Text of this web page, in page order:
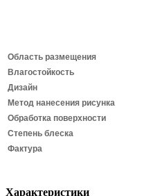
Область размещения
Влагостойкость
Дизайн
Метод нанесения рисунка
Обработка поверхности
Степень блеска
Фактура
Характеристики